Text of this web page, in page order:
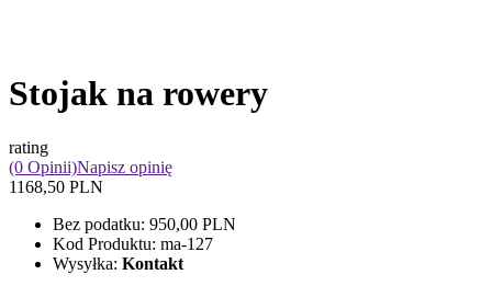
Stojak na rowery
rating
(0 Opinii)Napisz opinię
1168,50 PLN
Bez podatku: 950,00 PLN
Kod Produktu: ma-127
Wysyłka: Kontakt